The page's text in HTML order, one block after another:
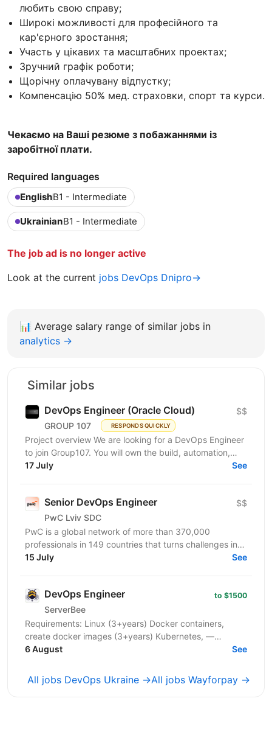
любить свою справу;
Широкі можливості для професійного та
кар'єрного зростання;
Участь у цікавих та масштабних проектах;
Зручний графік роботи;
Щорічну оплачувану відпустку;
Компенсацію 50% мед. страховки, спорт та курси.
Чекаємо на Ваші резюме з побажаннями із
заробітної плати.
Required languages
EnglishB1 - Intermediate
UkrainianB1 - Intermediate
The job ad is no longer active
Look at the current jobs DevOps Dnipro→
📊 Average salary range of similar jobs in
analytics →
Similar jobs
DevOps Engineer (Oracle Cloud)
GROUP 107 RESPONDS QUICKLY
$$
Project overview We are looking for a DevOps Engineer
to join Group107. You will own the build, automation,
and reliability of cloud infrastructure on...
17 July See
Senior DevOps Engineer
PwC Lviv SDC
$$
PwC is a global network of more than 370,000
professionals in 149 countries that turns challenges into
opportunities. We create innovative solutions in...
15 July See
DevOps Engineer
ServerBee
to $1500
Requirements: Linux (3+years) Docker containers,
create docker images (3+years) Kubernetes, —
necessarily (2+years) Rancher/RKE2 - (1+year)
6 August See
All jobs DevOps Ukraine →All jobs Wayforpay →